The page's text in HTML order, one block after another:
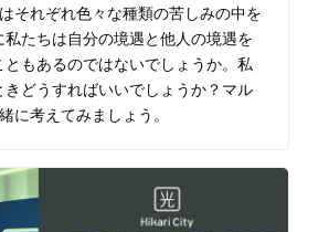
それぞれ色々な種類の苦しみの中を
私たちは自分の境遇と他人の境遇を
ともあるのではないでしょうか。私
きどうすればいいでしょうか？マル
に考えてみましょう。